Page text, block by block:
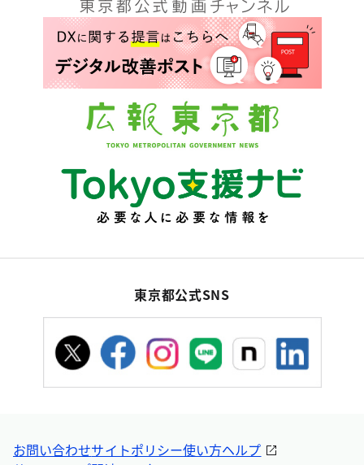
東京都公式SNS
お問い合わせサイトポリシー使い方ヘルプ